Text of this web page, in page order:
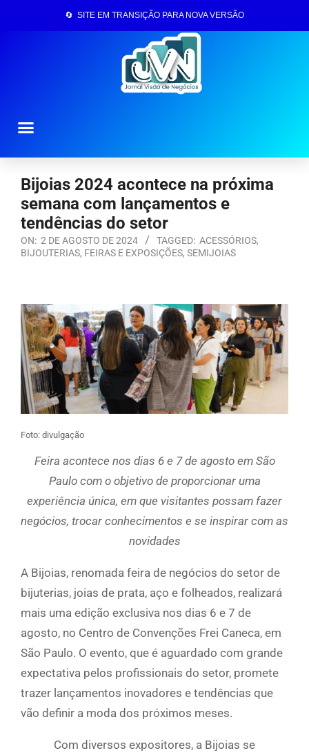
🔄 SITE EM TRANSIÇÃO PARA NOVA VERSÃO
Bijoias 2024 acontece na próxima
semana com lançamentos e
tendências do setor
ON: 2 DE AGOSTO DE 2024 TAGGED: ACESSÓRIOS,
BIJOUTERIAS, FEIRAS E EXPOSIÇÕES, SEMIJOIAS
Foto: divulgação
Feira acontece nos dias 6 e 7 de agosto em São
Paulo com o objetivo de proporcionar uma
experiência única, em que visitantes possam fazer
negócios, trocar conhecimentos e se inspirar com as
novidades
A Bijoias, renomada feira de negócios do setor de
bijuterias, joias de prata, aço e folheados, realizará
mais uma edição exclusiva nos dias 6 e 7 de
agosto, no Centro de Convenções Frei Caneca, em
São Paulo. O evento, que é aguardado com grande
expectativa pelos profissionais do setor, promete
trazer lançamentos inovadores e tendências que
vão definir a moda dos próximos meses.
Com diversos expositores, a Bijoias se